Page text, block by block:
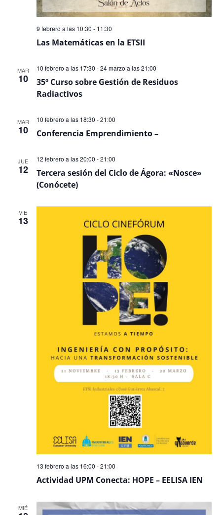
Las Matemáticas en la ETSII
9 febrero a las 10:30 - 11:30
MAR
10
35º Curso sobre Gestión de Residuos
Radiactivos
10 febrero a las 17:30 -24 marzo a las 21:00
MAR
10 Conferencia Emprendimiento –
10 febrero a las 18:30 -21:00
JUE
12
Tercera sesión del Ciclo de Ágora: «Nosce»
(Conócete)
12 febrero a las 20:00 -21:00
VIE
13
Actividad UPM Conecta: HOPE – EELISA IEN
13 febrero a las 16:00 -21:00
MIÉ